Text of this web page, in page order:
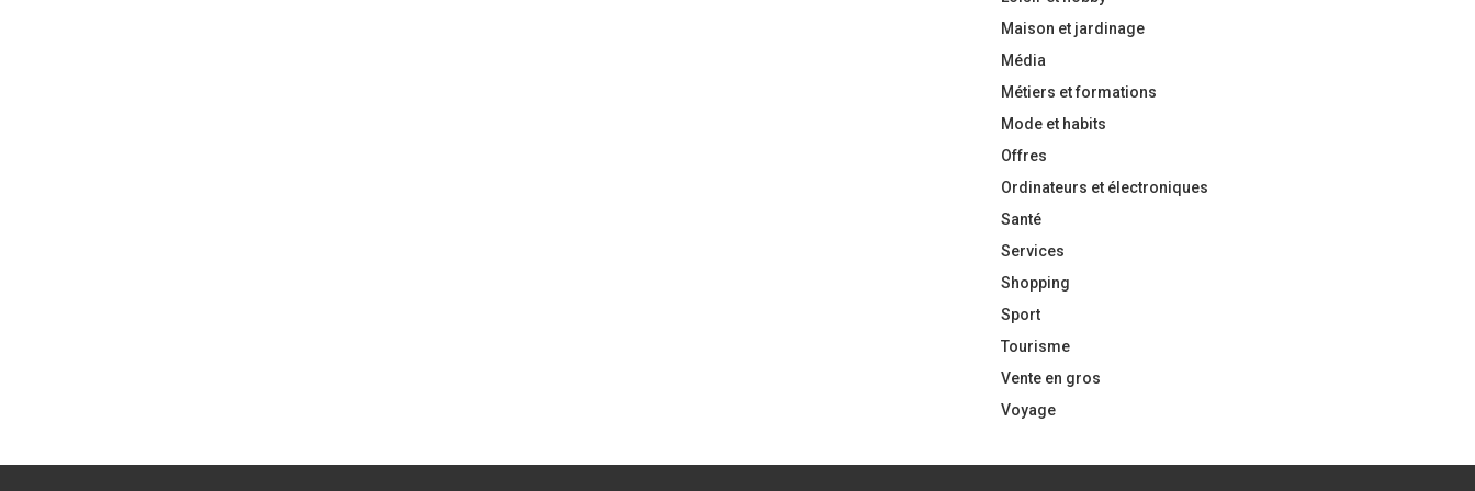
Maison et jardinage
Média
Métiers et formations
Mode et habits
Offres
Ordinateurs et électroniques
Santé
Services
Shopping
Sport
Tourisme
Vente en gros
Voyage